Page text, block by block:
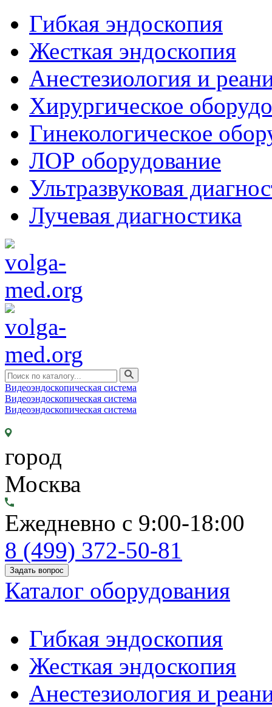
Гибкая эндоскопия
Жесткая эндоскопия
Анестезиология и
Хирургическое
Гинекологическое
ЛОР оборудование
Ультразвуковая
Лучевая диагностика
Видеоэндоскопическая система
Видеоэндоскопическая система
Видеоэндоскопическая система
город
Москва
Ежедневно с 9:00-18:00
8 (499) 372-50-81
Задать вопрос
Каталог оборудования
Гибкая эндоскопия
Жесткая эндоскопия
Анестезиология и